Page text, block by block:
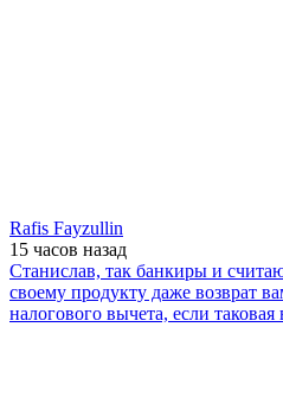
Rafis Fayzullin
15 часов назад
Станислав, так банкиры и
своему продукту даже возврат
налогового вычета, если таковая